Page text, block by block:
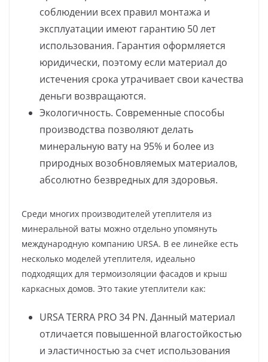
соблюдении всех правил монтажа и
эксплуатации имеют гарантию 50 лет
использования. Гарантия оформляется
юридически, поэтому если материал до
истечения срока утрачивает свои качества
деньги возвращаются.
Экологичность. Современные способы
производства позволяют делать
минеральную вату на 95% и более из
природных возобновляемых материалов,
абсолютно безвредных для здоровья.
Среди многих производителей утеплителя из
минеральной ваты можно отдельно упомянуть
международную компанию URSA. В ее линейке есть
несколько моделей утеплителя, идеально
подходящих для термоизоляции фасадов и крыш
каркасных домов. Это такие утеплители как:
URSA TERRA PRO 34 PN. Данный материал
отличается повышенной влагостойкостью
и эластичностью за счет использования